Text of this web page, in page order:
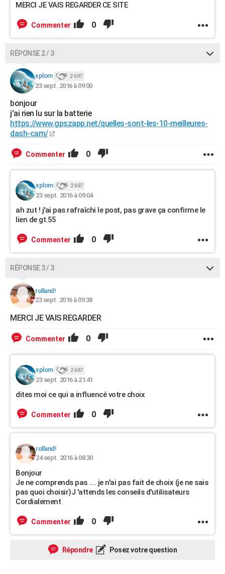
MERCI JE VAIS REGARDER CE SITE
Commenter 0
RÉPONSE 2 / 3
xplom 2 697
23 sept. 2016 à 09:00
bonjour
j'ai rien lu sur la batterie
https://www.gpszapp.net/quelles-sont-les-10-meilleures-
dash-cam/
Commenter 0
xplom 2 697
23 sept. 2016 à 09:04
ah zut ! j'ai pas rafraîchi le post, pas grave ça confirme le
lien de gt.55
Commenter 0
RÉPONSE 3 / 3
rolland!
23 sept. 2016 à 09:38
MERCI JE VAIS REGARDER
Commenter 0
xplom 2 697
23 sept. 2016 à 21:41
dites moi ce qui a influencé votre choix
Commenter 0
rolland!
24 sept. 2016 à 08:30
Bonjour
Je ne comprends pas .... je n'ai pas fait de choix (je ne sais
pas quoi choisir)J 'attends les conseils d'utilisateurs
Cordialement
Commenter 0
Répondre Posez votre question